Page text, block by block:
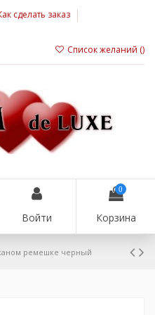
сделать заказ
Список желаний ()
Войти
0
Корзина
ремешке черный